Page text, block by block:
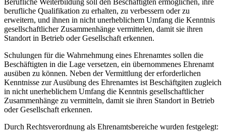
Berufliche Weiterbildung soll den Beschäftigten ermöglichen, ihre
berufliche Qualifikation zu erhalten, zu verbessern oder zu
erweitern, und ihnen in nicht unerheblichem Umfang die Kenntnis
gesellschaftlicher Zusammenhänge vermittelen, damit sie ihren
Standort in Betrieb oder Gesellschaft erkennen.
Schulungen für die Wahrnehmung eines Ehrenamtes sollen die
Beschäftigten in die Lage versetzen, ein übernommenes Ehrenamt
ausüben zu können. Neben der Vermittlung der erforderlichen
Kenntnisse zur Ausübung des Ehrenamtes ist Beschäftgiten zugleich
in nicht unerheblichem Umfang die Kenntnis gesellschaftlicher
Zusammenhänge zu vermitteln, damit sie ihren Standort in Betrieb
oder Gesellschaft erkennen.
Durch Rechtsverordnung als Ehrenamtsbereiche wurden festgelegt: